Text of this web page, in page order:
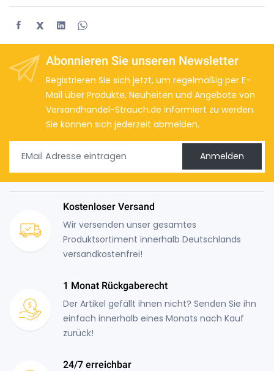
X
Abonnieren Sie unseren Newsletter
Registrieren Sie sich jetzt, um regelmäßig per E-
Mail über Produkte, Neuheiten und Angebote von
Versandhandel-Strauch.de informiert zu werden.
Sie können sich jederzeit abmelden.
Anmelden
Kostenloser Versand
Wir versenden unser gesamtes
Produktsortiment innerhalb Deutschlands
versandkostenfrei!
1 Monat Rückgaberecht
Der Artikel gefällt ihnen nicht? Senden Sie ihn
einfach innerhalb eines Monats nach Kauf
zurück!
24/7 erreichbar